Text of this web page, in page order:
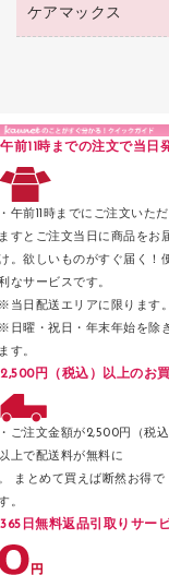
クリヤーブック
クリヤーブッ
Ｚ式ファイル
２穴リフィル・
印章用品
ラベル類
メンディングテ
メッシュケース
フロアケース
ブックエンド
パンチ
はさみ
カウンター／お
カウネットギ
医療・介護用品
ケアマックス
午前11時までの注文で当日
午前11時までにご注文いただ
すとご注文当日に商品をお
。欲しいものがすぐ届く！
なサービスです。
当日配送エリアに限ります。
日曜・祝日・年末年始を除
す。
2,500円（税込）以上のお
ご注文金額が2,500円（税込
上で配送料が無料に
まとめて買えば断然お得で
。
365日無料返品引取りサー